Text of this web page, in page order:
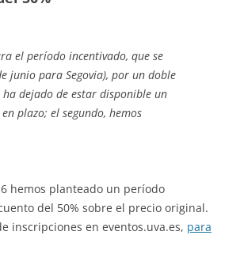
el período incentivado, que se
junio para Segovia), por un doble
dejado de estar disponible un
plazo; el segundo, hemos
hemos planteado un período
del 50% sobre el precio original.
inscripciones en eventos.uva.es, para